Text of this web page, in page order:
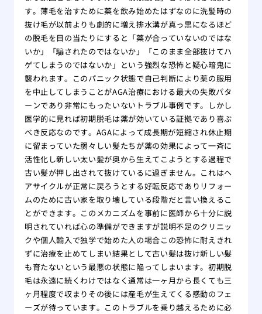
す。薄毛を治すために薬を飲み始めたはずなのに洗髪時の
抜け毛が以前よりも劇的に増え排水溝が真っ黒になるほど
の脱毛を目の当たりにすると「薬が合っていないのではな
いか」「騙されたのではないか」「このまま全部抜けてハ
ゲてしまうのではないか」という強烈な恐怖と疑心暗鬼に
襲われます。このパニック状態で自己判断により薬の服用
を中止してしまうことがAGA治療における最大の失敗パタ
ーンであり非常にもったいないトラブル事例です。しかし
医学的に見れば初期脱毛は薬が効いている証拠であり喜ぶ
べき反応なのです。AGAによって成長期が短縮され休止期
に留まっていた弱々しい髪たちが薬の効果によって一斉に
活性化し新しい太い髪が奥から生えてこようとする過程で
古い髪が押し出されて抜けているに過ぎません。これはヘ
アサイクルが正常に戻ろうとする好転反応でありリフォー
ムのために古い家を取り壊している段階だと言い換えるこ
とができます。このメカニズムを事前に医師から十分に説
明されていれば心の準備ができますが説明不足のクリニッ
クや個人輸入で独学で始めた人の場合この恐怖に耐えきれ
ずに治療を止めてしまい結果として古い髪は抜け新しい髪
も育たないという最悪の状態に陥ってしまいます。初期脱
毛は永遠に続くわけではなく通常は一ヶ月から長くても三
ヶ月程度で収まりその後には産毛が生えてくる感動のフェ
ーズが待っています。このトラブルを乗り越えるために必